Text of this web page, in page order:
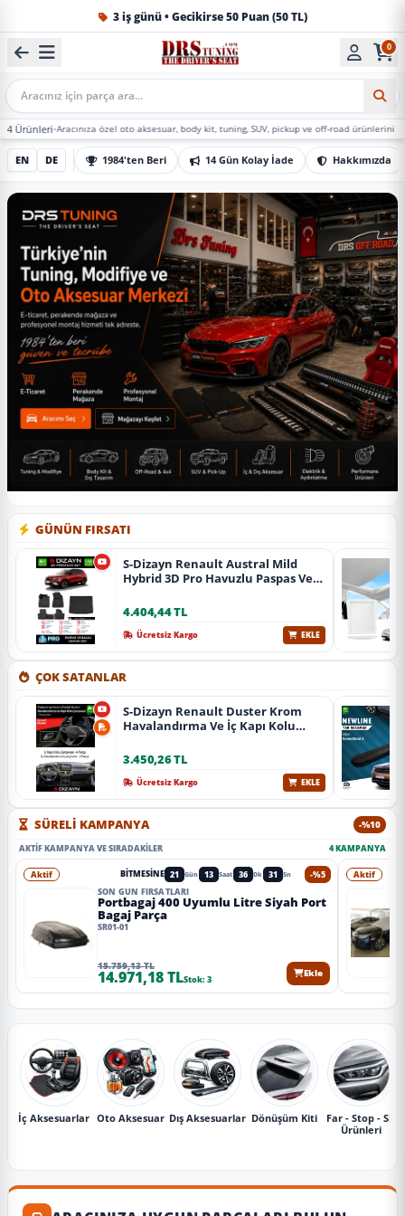
1984'ten beri Türkiye’nin en büyük oto aksesuar ve tuning
0
Mobil Arama
özel oto aksesuar, body kit, tuning, SUV, pickup ve off-road ürünlerini DRS
EN DE 1984'ten Beri 14 Gün Kolay İade Hakkımızda
GÜNÜN FIRSATI
S-Dizayn Renault Austral Mild
Hybrid 3D Pro Havuzlu Paspas Ve
Üzeri A+ Kalite
4.404,44 TL
Ücretsiz Kargo EKLE
ÇOK SATANLAR
S-Dizayn Renault Duster Krom
Havalandırma Ve İç Kapı Kolu
Krom) A+ Kalite
3.450,26 TL
Ücretsiz Kargo EKLE
SÜRELİ KAMPANYA -%10
AKTIF KAMPANYA VE SIRADAKILER 4 KAMPANYA
-%5
Aktif BITMESINE 21 Gün 13 Saat 36 Dk 28 Sn
SON GÜN FIRSATLARI
Portbagaj 400 Uyumlu Litre Siyah Port
Bagaj Parça
SR01-01
15.759,13 TL
14.971,18 TLStok: 3
Ekle
Aktif
İç Aksesuarlar Oto Aksesuar Dış Aksesuarlar Dönüşüm Kiti
Far - Stop - Sis
Ürünleri